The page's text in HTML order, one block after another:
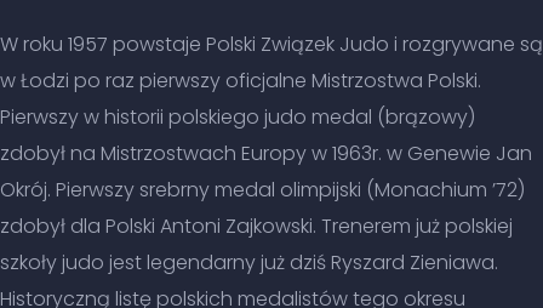
W roku 1957 powstaje Polski Związek Judo i rozgrywane są
w Łodzi po raz pierwszy oficjalne Mistrzostwa Polski.
Pierwszy w historii polskiego judo medal (brązowy)
zdobył na Mistrzostwach Europy w 1963r. w Genewie Jan
Okrój. Pierwszy srebrny medal olimpijski (Monachium ’72)
zdobył dla Polski Antoni Zajkowski. Trenerem już polskiej
szkoły judo jest legendarny już dziś Ryszard Zieniawa.
Historyczną listę polskich medalistów tego okresu